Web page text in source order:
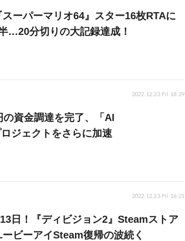
スーパーマリオ64』スター16枚RTAに
…20分切りの大記録達成！
2022.12.23 Fri 18:29
資金調達を完了、「AI
ジェクトをさらに加速
2022.12.23 Fri 16:21
日！『ディビジョン2』Steamストア
ビーアイSteam復帰の波続く